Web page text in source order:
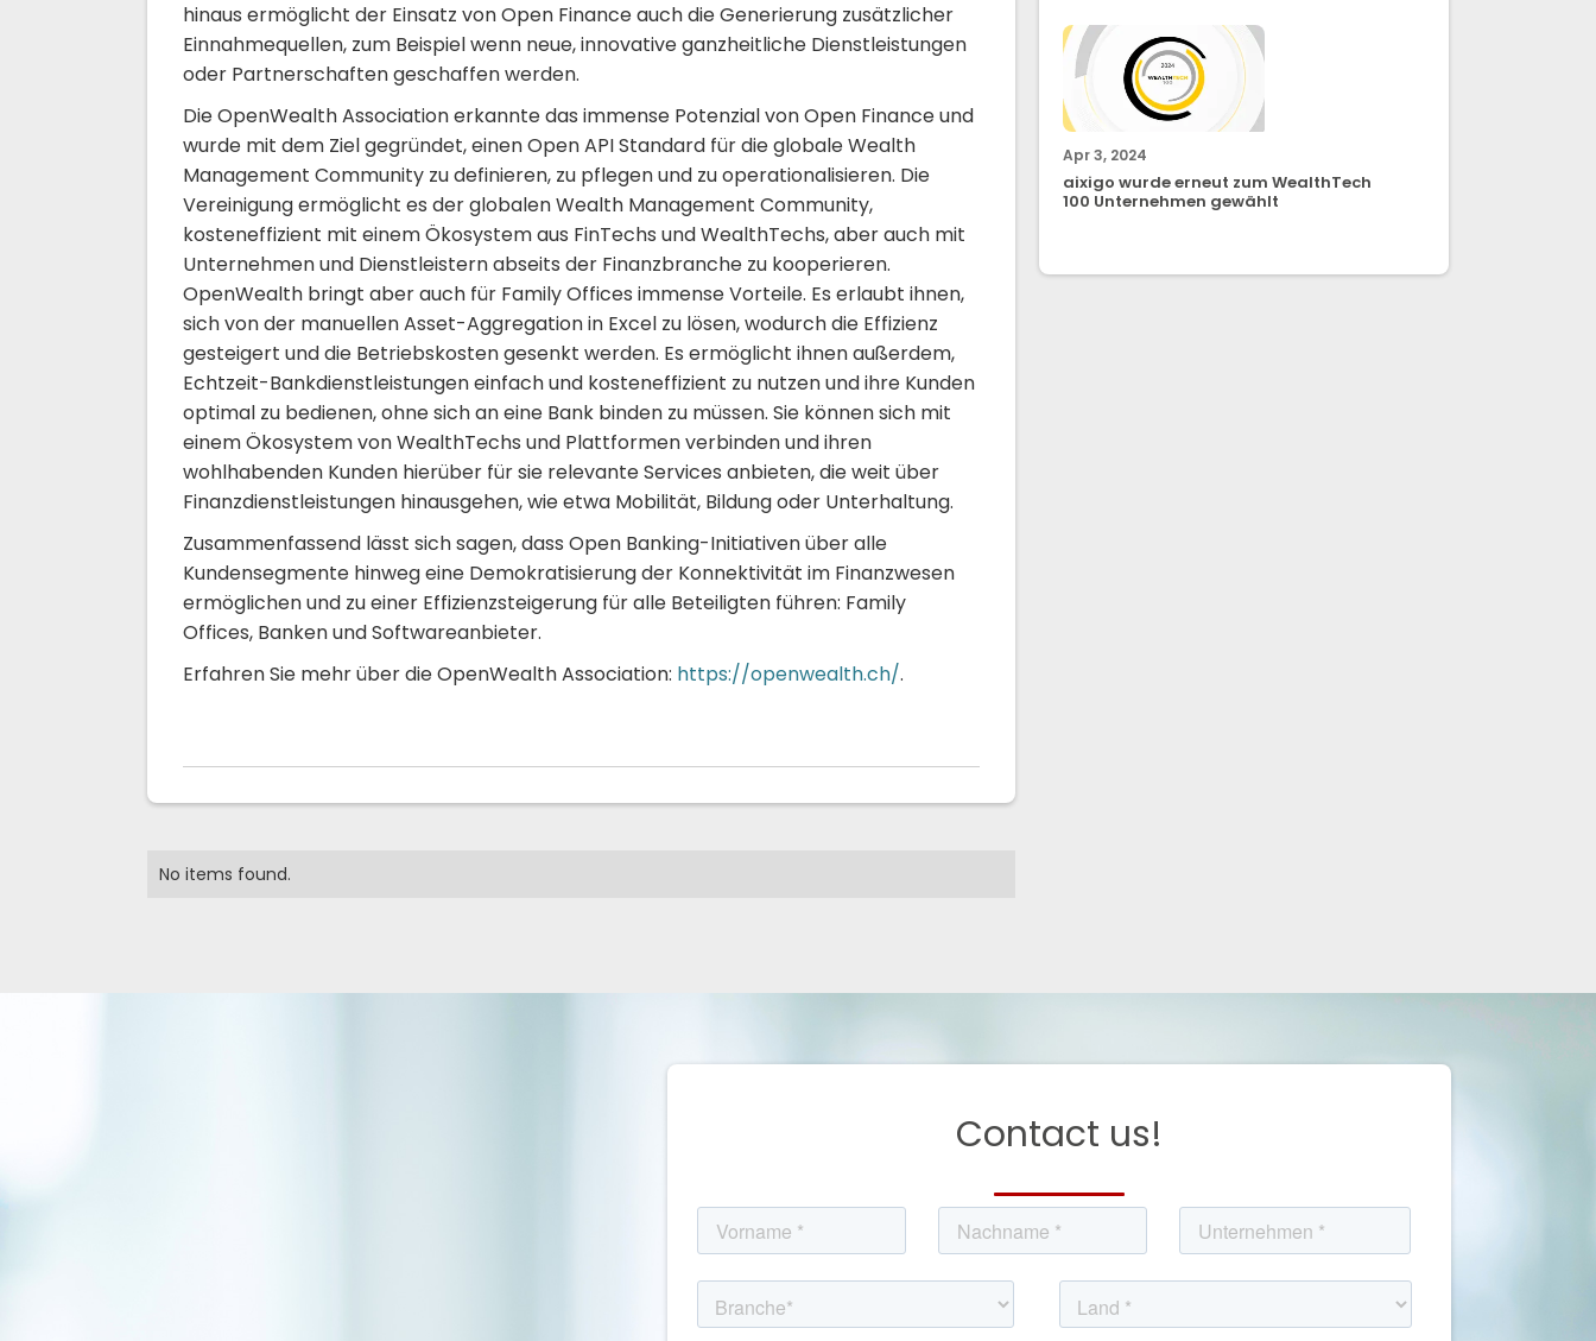
hinaus ermöglicht der Einsatz von Open Finance auch die Generierung zusätzlicher
Einnahmequellen, zum Beispiel wenn neue, innovative ganzheitliche Dienstleistungen
oder Partnerschaften geschaffen werden.
Die OpenWealth Association erkannte das immense Potenzial von Open Finance und
wurde mit dem Ziel gegründet, einen Open API Standard für die globale Wealth
Management Community zu definieren, zu pflegen und zu operationalisieren. Die
Vereinigung ermöglicht es der globalen Wealth Management Community,
kosteneffizient mit einem Ökosystem aus FinTechs und WealthTechs, aber auch mit
Unternehmen und Dienstleistern abseits der Finanzbranche zu kooperieren.
OpenWealth bringt aber auch für Family Offices immense Vorteile. Es erlaubt ihnen,
sich von der manuellen Asset-Aggregation in Excel zu lösen, wodurch die Effizienz
gesteigert und die Betriebskosten gesenkt werden. Es ermöglicht ihnen außerdem,
Echtzeit-Bankdienstleistungen einfach und kosteneffizient zu nutzen und ihre Kunden
optimal zu bedienen, ohne sich an eine Bank binden zu müssen. Sie können sich mit
einem Ökosystem von WealthTechs und Plattformen verbinden und ihren
wohlhabenden Kunden hierüber für sie relevante Services anbieten, die weit über
Finanzdienstleistungen hinausgehen, wie etwa Mobilität, Bildung oder Unterhaltung.
Zusammenfassend lässt sich sagen, dass Open Banking-Initiativen über alle
Kundensegmente hinweg eine Demokratisierung der Konnektivität im Finanzwesen
ermöglichen und zu einer Effizienzsteigerung für alle Beteiligten führen: Family
Offices, Banken und Softwareanbieter.
Erfahren Sie mehr über die OpenWealth Association: https://openwealth.ch/.
No items found.
Apr 3, 2024
aixigo wurde erneut zum WealthTech
100 Unternehmen gewählt
Contact us!